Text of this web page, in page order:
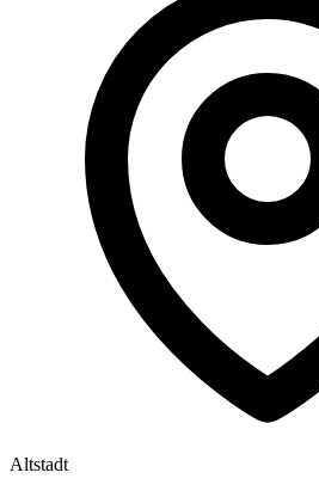
Altstadt